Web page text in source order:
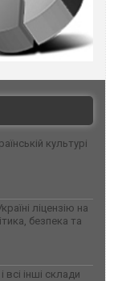
культурі
ліцензію на
безпека та
інші склади